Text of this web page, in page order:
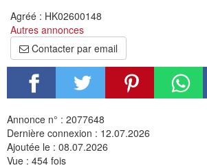
Agréé : HK02600148
Autres annonces
Contacter par email
Annonce n° : 2077648
Dernière connexion : 12.07.2026
Ajoutée le : 08.07.2026
Vue : 454 fois